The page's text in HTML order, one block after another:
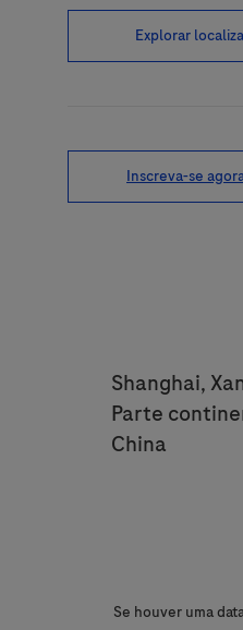
Explorar
Inscreva-se
Location
Shanghai,
Parte
China
Se houver uma